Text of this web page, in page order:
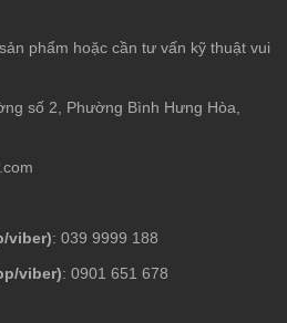
phẩm hoặc cần tư vấn kỹ thuật vui
số 2, Phường Bình Hưng Hòa,
viber): 039 9999 188
viber): 0901 651 678